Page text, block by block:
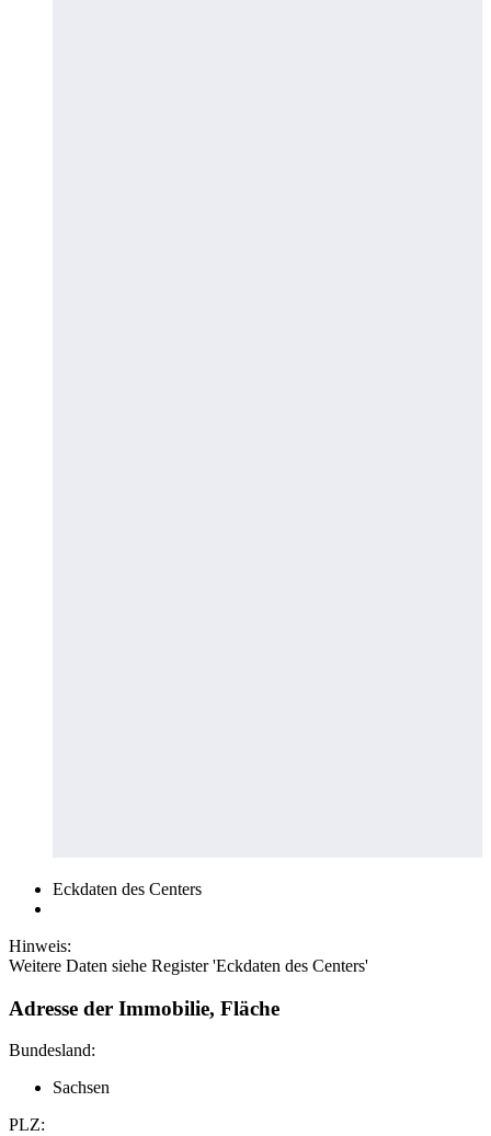
Eckdaten des Centers
Hinweis:
Weitere Daten siehe Register 'Eckdaten des Centers'
Adresse der Immobilie, Fläche
Bundesland:
Sachsen
PLZ: